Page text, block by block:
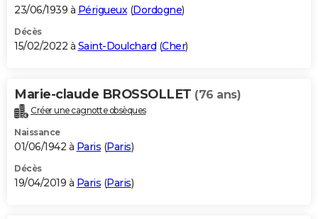
23/06/1939 à Périgueux(Dordogne)
Décès
15/02/2022 à Saint-Doulchard (Cher)
Marie-claude BROSSOLLET (76 ans)
Créer une cagnotte obsèques
Naissance
01/06/1942 à Paris (Paris)
Décès
19/04/2019 à Paris (Paris)